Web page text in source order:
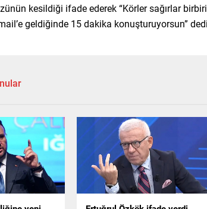
kesildiği ifade ederek “Körler sağırlar
geldiğinde 15 dakika konuşturuyorsun”